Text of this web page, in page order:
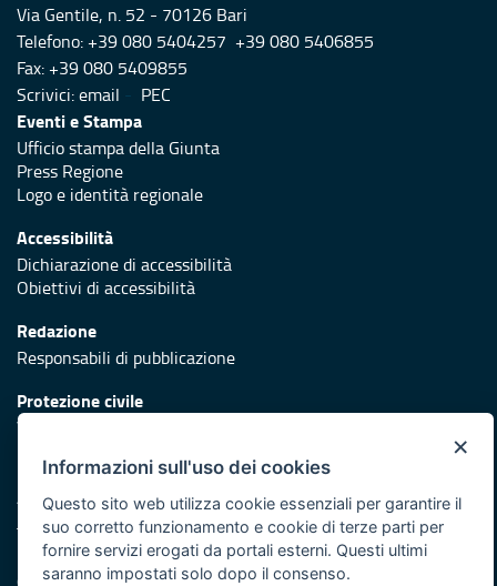
Via Gentile, n. 52 - 70126 Bari
Telefono: +39 080 5404257 +39 080 5406855
Fax: +39 080 5409855
Scrivici:email - PEC
Eventi e Stampa
Ufficio stampa della Giunta
Press Regione
Logo e identità regionale
Accessibilità
Dichiarazione di accessibilità
Obiettivi di accessibilità
Redazione
Responsabili di pubblicazione
Protezione civile
Vai al sito di Protezione Civile Puglia
Iniziativa finanziata con risorse del POR Puglia 2014/2020 -
Asse XI
Note legali
Cookie e privacy
×
Informazioni sull'uso dei cookies
Questo sito web utilizza cookie essenziali per garantire il
suo corretto funzionamento e cookie di terze parti per
fornire servizi erogati da portali esterni. Questi ultimi
saranno impostati solo dopo il consenso.